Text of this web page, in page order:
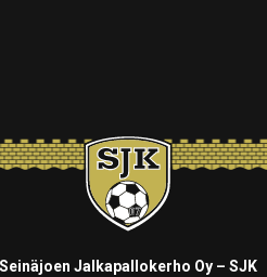
Seinäjoen Jalkapallokerho Oy – SJK